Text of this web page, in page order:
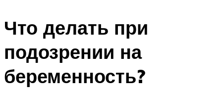
Что делать при
подозрении на
беременность?